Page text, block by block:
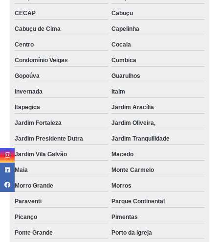
tomografias com sedação Cantareira
tomografia com sedação cerebral Lauzane Paulista
tomografia lombar em sp Gopoúva
preço de tomografia para cálculo renal Torres Tibagy
tomografias lombar Jardim Presidente Dutra
tomografia com sedação cerebral Mauá
tomografia com sedação cerebral em sp São Mateus
preço de tomografia abdome e pelve Monte Carmelo
tomografia com sedação em sp Cabuçu
tomografias da face Jardim Olinda Mauá
preço de tomografia abdome e pelve com contraste Tremembé
CECAP Cabuçu
Cabuçu de Cima Capelinha
Centro Cocaia
Condomínio Veigas Cumbica
Gopoúva Guarulhos
Invernada Itaim
Itapegica Jardim Aracília
Jardim Fortaleza Jardim Oliveira,
Jardim Presidente Dutra Jardim Tranquilidade
Jardim Vila Galvão Macedo
Maia Monte Carmelo
Morro Grande Morros
Paraventi Parque Continental
Picanço Pimentas
Ponte Grande Porto da Igreja